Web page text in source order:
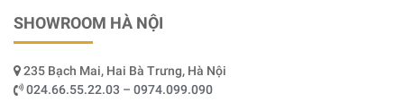
SHOWROOM HÀ NỘI
235 Bạch Mai, Hai Bà Trưng, Hà Nội
024.66.55.22.03 – 0974.099.090